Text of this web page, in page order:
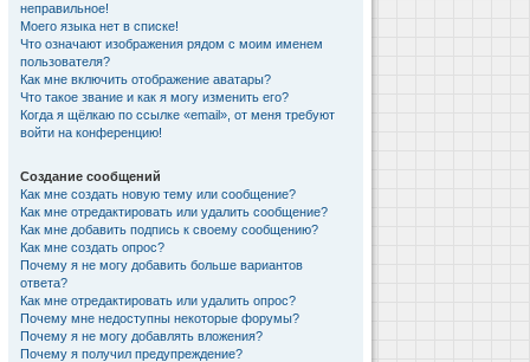
неправильное!
Моего языка нет в списке!
Что означают изображения рядом с моим именем
пользователя?
Как мне включить отображение аватары?
Что такое звание и как я могу изменить его?
Когда я щёлкаю по ссылке «email», от меня требуют
войти на конференцию!
Создание сообщений
Как мне создать новую тему или сообщение?
Как мне отредактировать или удалить сообщение?
Как мне добавить подпись к своему сообщению?
Как мне создать опрос?
Почему я не могу добавить больше вариантов
ответа?
Как мне отредактировать или удалить опрос?
Почему мне недоступны некоторые форумы?
Почему я не могу добавлять вложения?
Почему я получил предупреждение?